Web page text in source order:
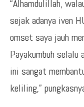
“Alhamdulillah,
sejak adanya iven
omset saya jauh
Payakumbuh selalu
ini sangat
keliling,”